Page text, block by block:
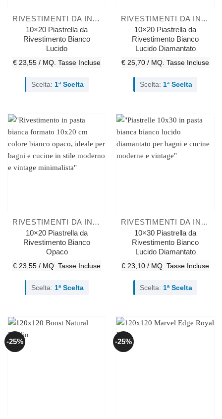
RIVESTIMENTI DA INTERNO
10×20 Piastrella da
Rivestimento Bianco
Lucido
€ 23,55 / MQ. Tasse Incluse
Scelta: 1ª Scelta
RIVESTIMENTI DA INTERNO
10×20 Piastrella da
Rivestimento Bianco
Lucido Diamantato
€ 25,70 / MQ. Tasse Incluse
Scelta: 1ª Scelta
RIVESTIMENTI DA INTERNO
10×20 Piastrella da
Rivestimento Bianco
Opaco
€ 23,55 / MQ. Tasse Incluse
Scelta: 1ª Scelta
RIVESTIMENTI DA INTERNO
10×30 Piastrella da
Rivestimento Bianco
Lucido Diamantato
€ 23,10 / MQ. Tasse Incluse
Scelta: 1ª Scelta
-25% -25%